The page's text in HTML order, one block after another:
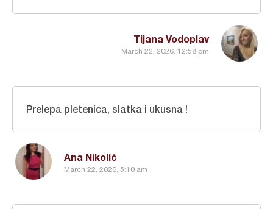
Tijana Vodoplav
March 22, 2026, 12:58 pm
Ana Nikolić
March 22, 2026, 5:10 am
Prelepa pletenica, slatka i ukusna !